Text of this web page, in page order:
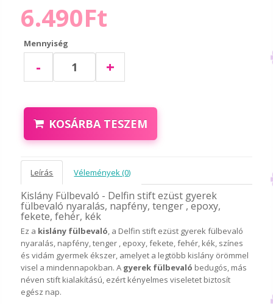
6.490Ft
Mennyiség
- +
KOSÁRBA TESZEM
Leírás Vélemények (0)
Kislány Fülbevaló - Delfin stift ezüst gyerek
fülbevaló nyaralás, napfény, tenger , epoxy,
fekete, fehér, kék
Ez a kislány fülbevaló, a Delfin stift ezüst gyerek fülbevaló
nyaralás, napfény, tenger , epoxy, fekete, fehér, kék, színes
és vidám gyermek ékszer, amelyet a legtöbb kislány örömmel
visel a mindennapokban. A gyerek fülbevaló bedugós, más
néven stift kialakítású, ezért kényelmes viseletet biztosít
egész nap.